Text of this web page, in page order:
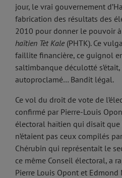
jour, le vrai gouvernement
fabrication des résultats des
2010 pour donner le pouvoir
haïtien Tèt Kale (PHTK). Ce
faillite financière, ce guignol
saltimbanque déculotté
autoproclamé… Bandit légal.
Ce vol du droit de vote de
confirmé par Pierre-Louis
électoral haïtien qui disait
n’étaient pas ceux compilés
Chérubin qui représentait le
ce même Conseil électoral, a
Pierre Louis Opont et